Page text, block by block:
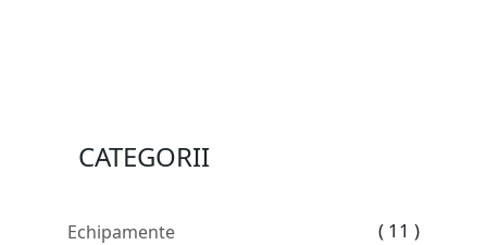
CATEGORII
Echipamente ( 11 )